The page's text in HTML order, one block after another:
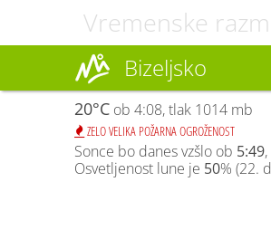
Vremenske
Bizeljsko
20°C ob 4:08, tlak 1014 mb
ZELO VELIKA POŽARNA OGROŽENOST
Sonce bo danes vzšlo ob 5:49
Osvetljenost lune je 50% (22.